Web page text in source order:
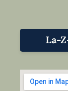
La-